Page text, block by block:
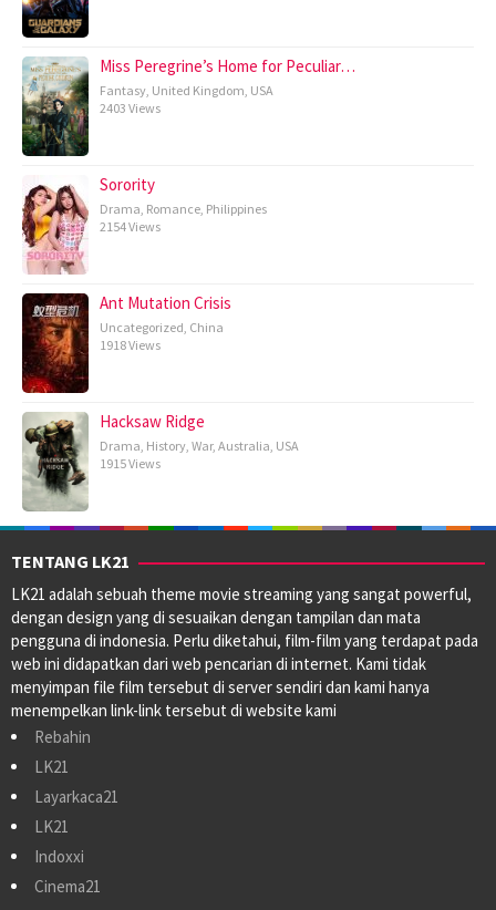
Miss Peregrine’s Home for Peculiar…
Fantasy, United Kingdom, USA
2403 Views
Sorority
Drama, Romance, Philippines
2154 Views
Ant Mutation Crisis
Uncategorized, China
1918 Views
Hacksaw Ridge
Drama, History, War, Australia, USA
1915 Views
TENTANG LK21
LK21 adalah sebuah theme movie streaming yang sangat powerful,
dengan design yang di sesuaikan dengan tampilan dan mata
pengguna di indonesia. Perlu diketahui, film-film yang terdapat pada
web ini didapatkan dari web pencarian di internet. Kami tidak
menyimpan file film tersebut di server sendiri dan kami hanya
menempelkan link-link tersebut di website kami
Rebahin
LK21
Layarkaca21
LK21
Indoxxi
Cinema21